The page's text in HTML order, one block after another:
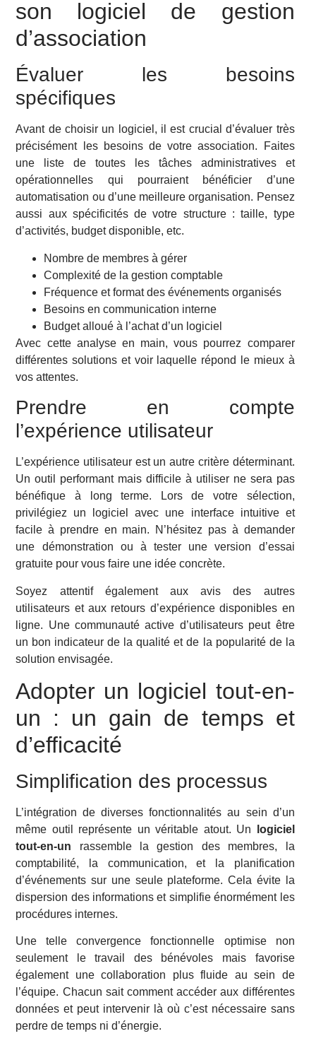
son logiciel de gestion
d’association
Évaluer les besoins
spécifiques
Avant de choisir un logiciel, il est crucial d’évaluer très
précisément les besoins de votre association. Faites
une liste de toutes les tâches administratives et
opérationnelles qui pourraient bénéficier d’une
automatisation ou d’une meilleure organisation. Pensez
aussi aux spécificités de votre structure : taille, type
d’activités, budget disponible, etc.
Nombre de membres à gérer
Complexité de la gestion comptable
Fréquence et format des événements organisés
Besoins en communication interne
Budget alloué à l’achat d’un logiciel
Avec cette analyse en main, vous pourrez comparer
différentes solutions et voir laquelle répond le mieux à
vos attentes.
Prendre en compte
l’expérience utilisateur
L’expérience utilisateur est un autre critère déterminant.
Un outil performant mais difficile à utiliser ne sera pas
bénéfique à long terme. Lors de votre sélection,
privilégiez un logiciel avec une interface intuitive et
facile à prendre en main. N’hésitez pas à demander
une démonstration ou à tester une version d’essai
gratuite pour vous faire une idée concrète.
Soyez attentif également aux avis des autres
utilisateurs et aux retours d’expérience disponibles en
ligne. Une communauté active d’utilisateurs peut être
un bon indicateur de la qualité et de la popularité de la
solution envisagée.
Adopter un logiciel tout-en-
un : un gain de temps et
d’efficacité
Simplification des processus
L’intégration de diverses fonctionnalités au sein d’un
même outil représente un véritable atout. Un
logiciel
tout-en-un rassemble la gestion des membres, la
comptabilité, la communication, et la planification
d’événements sur une seule plateforme. Cela évite la
dispersion des informations et simplifie énormément les
procédures internes.
Une telle convergence fonctionnelle optimise non
seulement le travail des bénévoles mais favorise
également une collaboration plus fluide au sein de
l’équipe. Chacun sait comment accéder aux différentes
données et peut intervenir là où c’est nécessaire sans
perdre de temps ni d’énergie.